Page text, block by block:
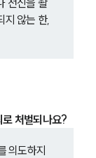
지 않는 한,
처벌되나요?
의도하지